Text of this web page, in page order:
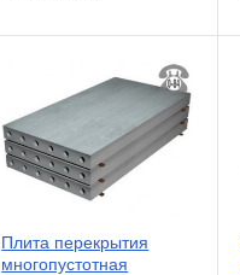
Плита перекрытия
многопустотная